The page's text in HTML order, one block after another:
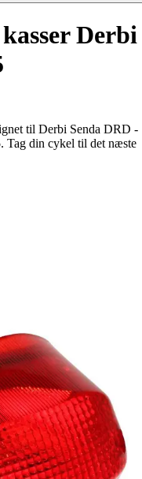
Derbi
til Derbi Senda DRD -
Tag din cykel til det næste